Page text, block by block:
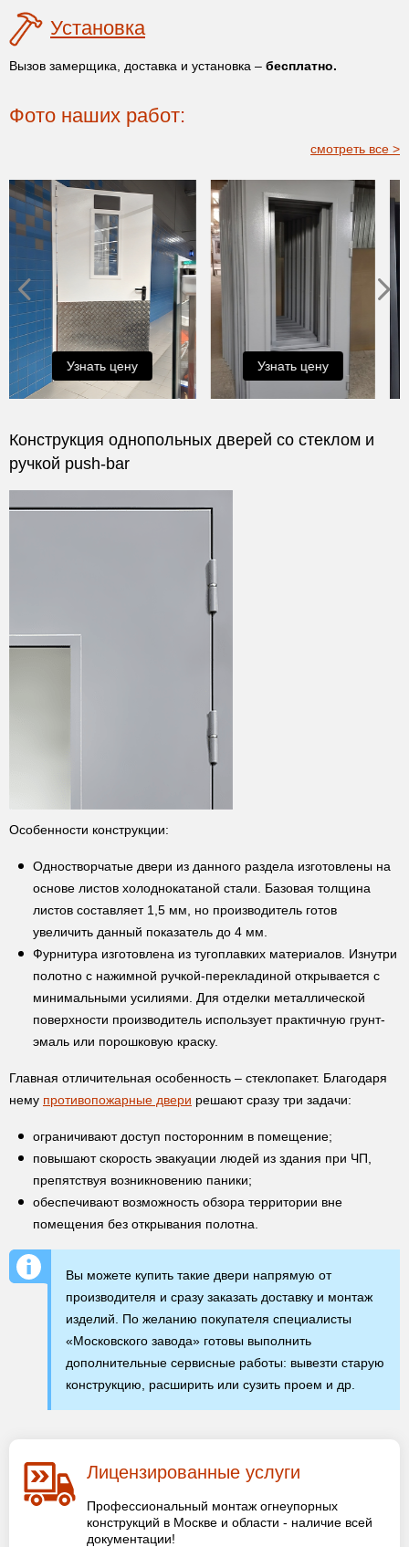
Установка
Вызов замерщика, доставка и установка – бесплатно.
Фото наших работ:
смотреть все >
Узнать цену Узнать цену
Конструкция однопольных дверей со стеклом и
ручкой push-bar
Особенности конструкции:
Одностворчатые двери из данного раздела изготовлены на
основе листов холоднокатаной стали. Базовая толщина
листов составляет 1,5 мм, но производитель готов
увеличить данный показатель до 4 мм.
Фурнитура изготовлена из тугоплавких материалов. Изнутри
полотно с нажимной ручкой-перекладиной открывается с
минимальными усилиями. Для отделки металлической
поверхности производитель использует практичную грунт-
эмаль или порошковую краску.
Главная отличительная особенность – стеклопакет. Благодаря
нему противопожарные двери решают сразу три задачи:
ограничивают доступ посторонним в помещение;
повышают скорость эвакуации людей из здания при ЧП,
препятствуя возникновению паники;
обеспечивают возможность обзора территории вне
помещения без открывания полотна.
Вы можете купить такие двери напрямую от
производителя и сразу заказать доставку и монтаж
изделий. По желанию покупателя специалисты
«Московского завода» готовы выполнить
дополнительные сервисные работы: вывезти старую
конструкцию, расширить или сузить проем и др.
Лицензированные услуги
Профессиональный монтаж огнеупорных
конструкций в Москве и области - наличие всей
документации!